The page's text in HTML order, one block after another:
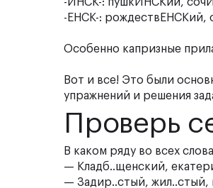
-ЕНСК-: рождествЕНСКий,
Особенно капризные
Вот и все! Это были
упражнений и решения
Проверь
В каком ряду во всех
— Кладб..щенский,
— Задир..стый, жил..стый,